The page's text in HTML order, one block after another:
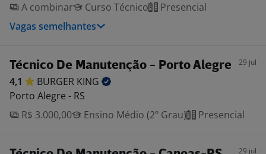
A combinar
Curso Técnico
Presencial
Vagas semelhantes
Técnico De Manutenção - Porto Alegre 29 jul
4,1 BURGER KING
Porto Alegre - RS
R$ 3.000,00
Ensino Médio (2º Grau) Presencial
29 jul